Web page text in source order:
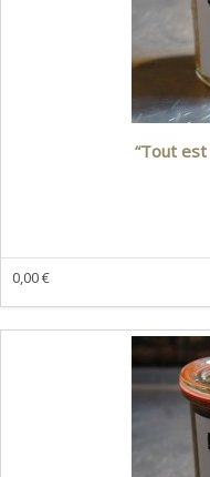
“Tout est
0,00 €